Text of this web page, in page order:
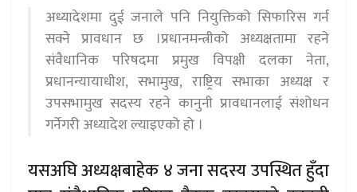
अध्यादेशमा दुई जनाले पनि नियुक्तिको सिफारिस गर्न
सक्ने प्रावधान छ ।प्रधानमन्त्रीको अध्यक्षतामा रहने
संवैधानिक परिषदमा प्रमुख विपक्षी दलका नेता,
प्रधानन्यायाधीश, सभामुख, राष्ट्रिय सभाका अध्यक्ष र
उपसभामुख सदस्य रहने कानुनी प्रावधानलाई संशोधन
गर्नेगरी अध्यादेश ल्याइएको हो ।
यसअघि अध्यक्षबाहेक ४ जना सदस्य उपस्थित हुँदा